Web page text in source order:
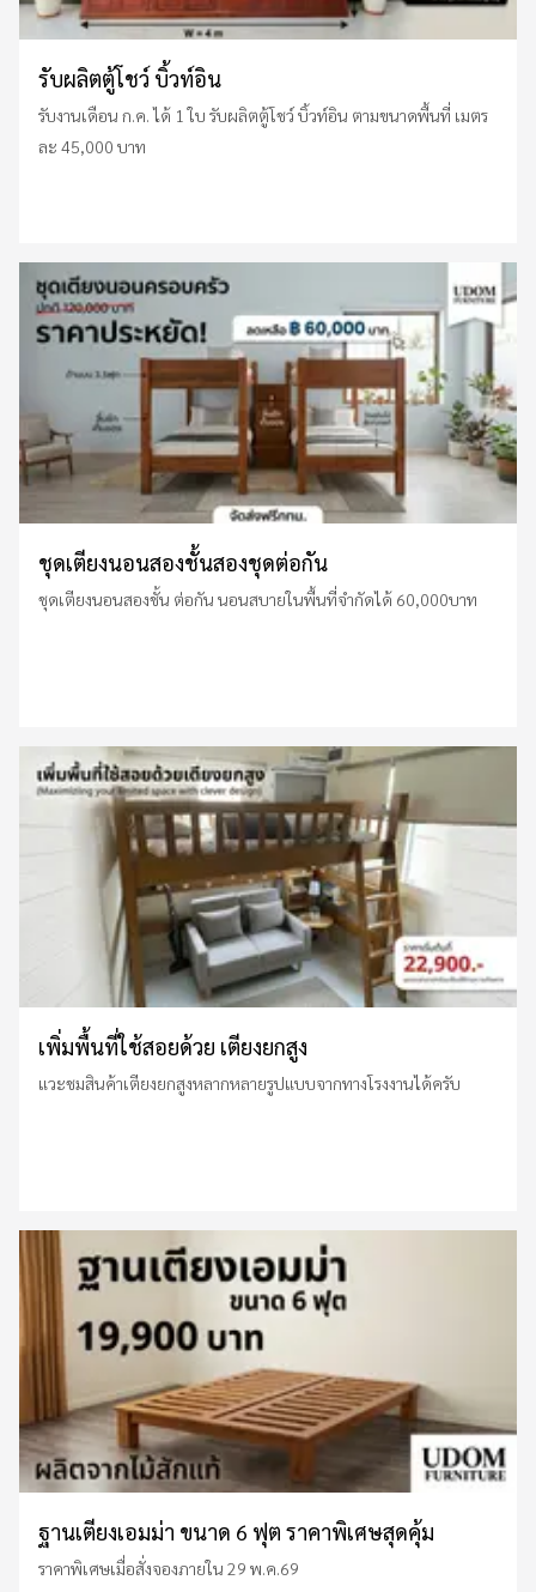
รับผลิตตู้โชว์ บิ้วท์อิน
รับงานเดือน ก.ค. ได้ 1 ใบ รับผลิตตู้โชว์ บิ้วท์อิน ตามขนาดพื้นที่ เมตร
ละ 45,000 บาท
ชุดเตียงนอนสองชั้นสองชุดต่อกัน
ชุดเตียงนอนสองชั้น ต่อกัน นอนสบายในพื้นที่จำกัดได้ 60,000บาท
เพิ่มพื้นที่ใช้สอยด้วย เตียงยกสูง
แวะชมสินค้าเตียงยกสูงหลากหลายรูปแบบจากทางโรงงานได้ครับ
ฐานเตียงเอมม่า ขนาด 6 ฟุต ราคาพิเศษสุดคุ้ม
ราคาพิเศษเมื่อสั่งจองภายใน 29 พ.ค.69